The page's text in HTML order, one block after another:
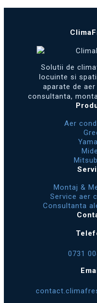
Solutii de
locuinte si
aparate de
consultanta,
Aer
Montaj &
Service aer
Consultanta
0731